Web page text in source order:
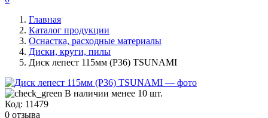
Главная
Каталог продукции
Оснастка, расходные материалы
Диски, круги, пилы
Диск лепест 115мм (Р36) TSUNAMI
В наличии менее 10 шт.
Код: 11479
0 отзыва